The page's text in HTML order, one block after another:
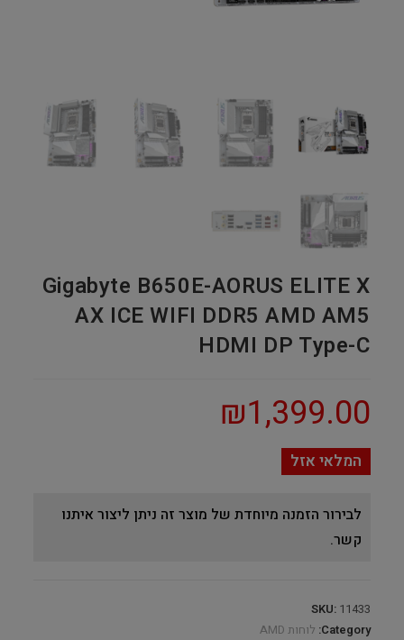
Gigabyte B650E-AORUS ELITE X
AX ICE WIFI DDR5 AMD AM5
HDMI DP Type-C
₪1,399.00
המלאי אזל
לבירור הזמנה מיוחדת של מוצר זה ניתן ליצור איתנו
קשר.
SKU: 11433
Category: לוחות AMD